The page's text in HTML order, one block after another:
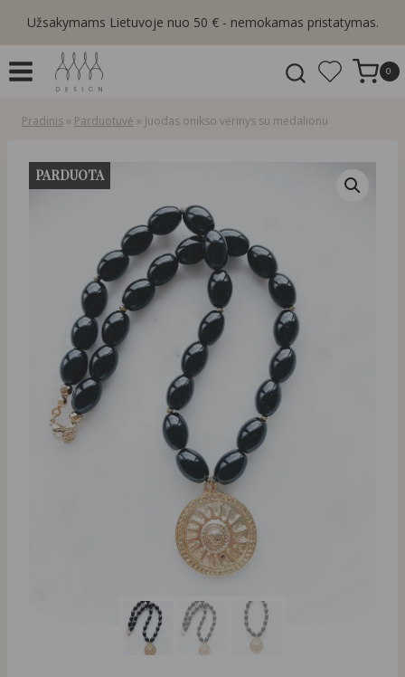
content
Užsakymams Lietuvoje nuo 50 € - nemokamas pristatymas.
0
Pradinis » Parduotuvė » Juodas onikso vėrinys su medalionu
PARDUOTA